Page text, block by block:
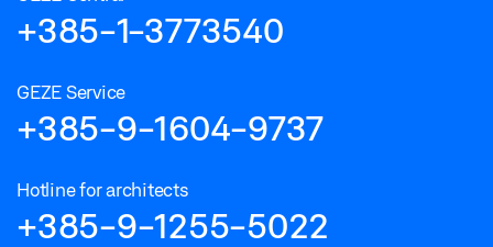
+385-1-3773540
GEZE Service
+385-9-1604-9737
Hotline for architects
+385-9-1255-5022